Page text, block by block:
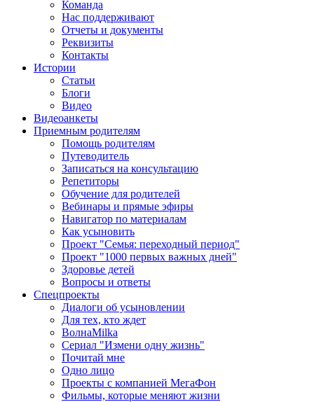
Команда
Нас поддерживают
Отчеты и документы
Реквизиты
Контакты
Истории
Статьи
Блоги
Видео
Видеоанкеты
Приемным родителям
Помощь родителям
Путеводитель
Записаться на консультацию
Репетиторы
Обучение для родителей
Вебинары и прямые эфиры
Навигатор по материалам
Как усыновить
Проект "Семья: переходный период"
Проект "1000 первых важных дней"
Здоровье детей
Вопросы и ответы
Спецпроекты
Диалоги об усыновлении
Для тех, кто ждет
ВолнаMilka
Сериал "Измени одну жизнь"
Почитай мне
Одно лицо
Проекты с компанией МегаФон
Фильмы, которые меняют жизни